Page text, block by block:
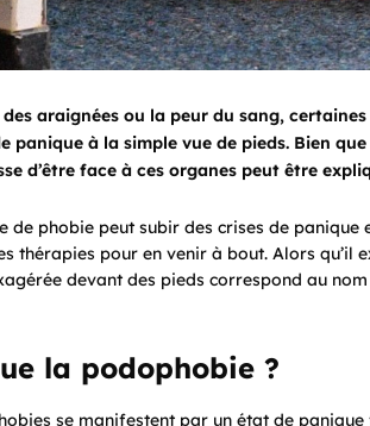
araignées ou la peur du sang,
panique à la simple vue de pieds. Bien
d’être face à ces organes peut être
de phobie peut subir des crises de panique
thérapies pour en venir à bout. Alors qu’il
devant des pieds correspond au
la podophobie ?
se manifestent par un état de